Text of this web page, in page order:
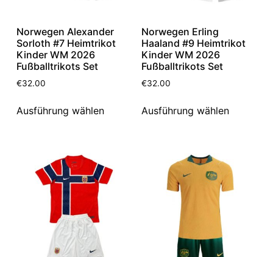
Norwegen Alexander
Sorloth #7 Heimtrikot
Kinder WM 2026
Fußballtrikots Set
€32.00
Ausführung wählen
Norwegen Erling
Haaland #9 Heimtrikot
Kinder WM 2026
Fußballtrikots Set
€32.00
Ausführung wählen